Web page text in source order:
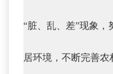
“脏、乱、差”现象，
居环境，不断完善